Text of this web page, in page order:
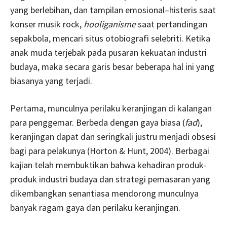
yang berlebihan, dan tampilan emosional–histeris saat
konser musik rock, hooliganismesaat pertandingan
sepakbola, mencari situs otobiografi selebriti. Ketika
anak muda terjebak pada pusaran kekuatan industri
budaya, maka secara garis besar beberapa hal ini yang
biasanya yang terjadi.
Pertama, munculnya perilaku keranjingan di kalangan
para penggemar. Berbeda dengan gaya biasa (fad),
keranjingan dapat dan seringkali justru menjadi obsesi
bagi para pelakunya (Horton & Hunt, 2004). Berbagai
kajian telah membuktikan bahwa kehadiran produk-
produk industri budaya dan strategi pemasaran yang
dikembangkan senantiasa mendorong munculnya
banyak ragam gaya dan perilaku keranjingan.